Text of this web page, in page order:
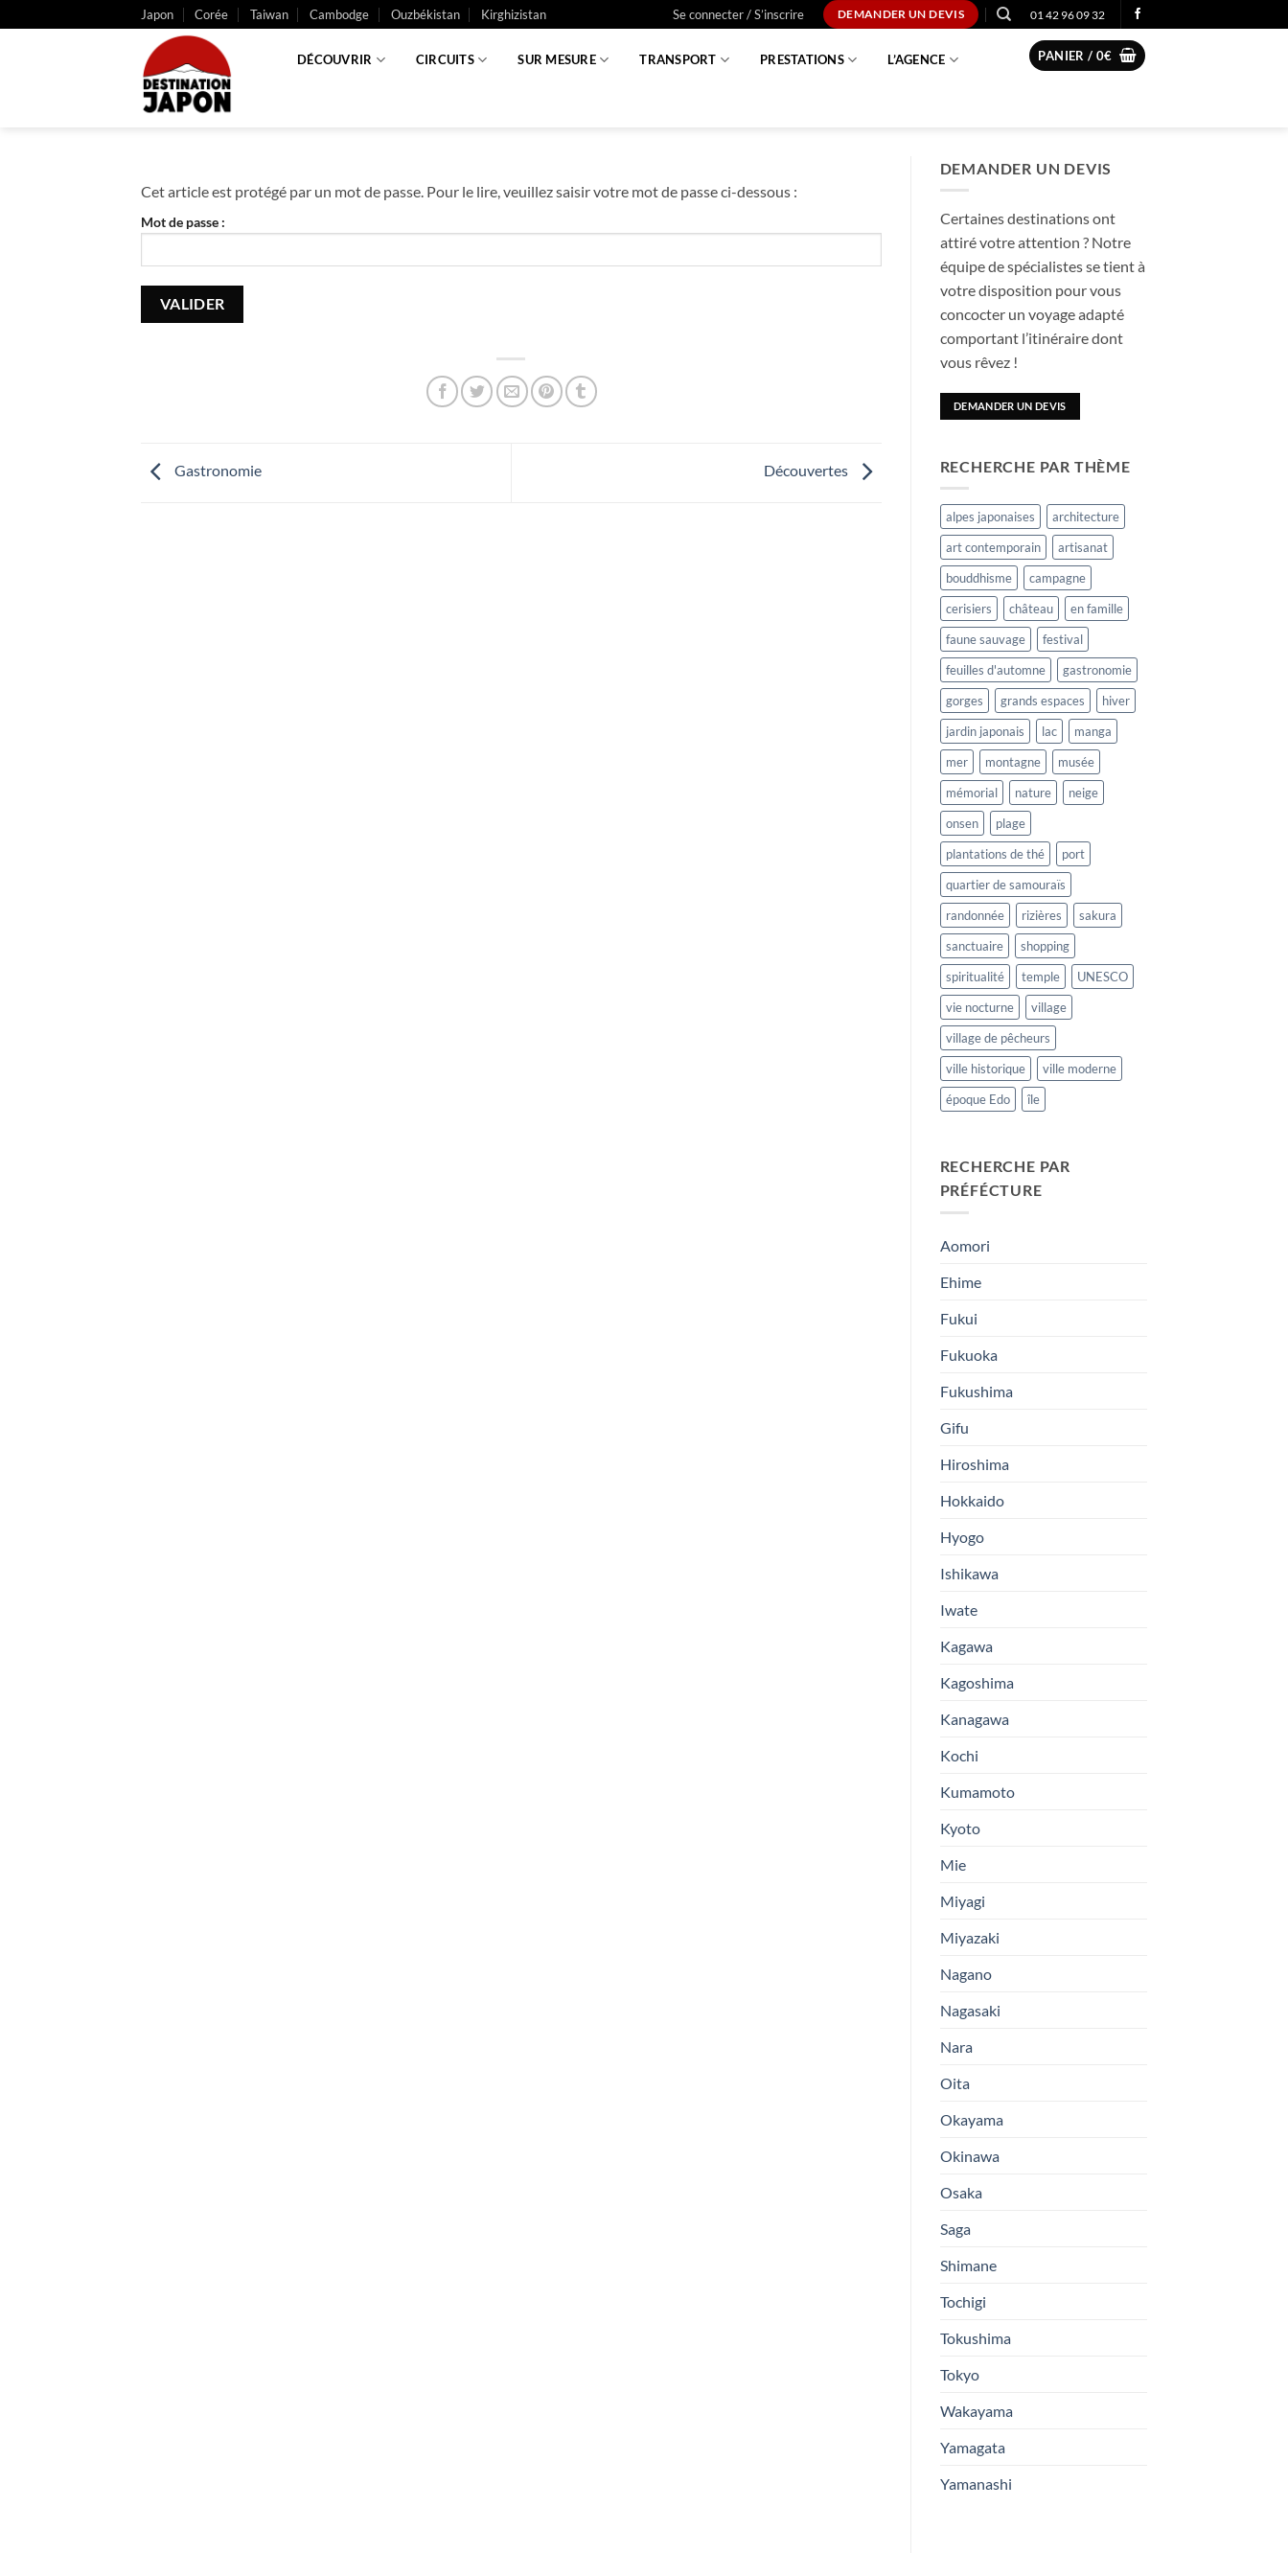
au
Japon Corée Taiwan Cambodge Ouzbékistan Kirghizistan Se connecter / S’inscrire DEMANDER UN DEVIS 01 42 96 09 32
DÉCOUVRIR CIRCUITS SUR MESURE TRANSPORT PRESTATIONS L’AGENCE PANIER / 0€
Cet article est protégé par un mot de passe. Pour le lire, veuillez saisir votre mot de passe ci-dessous :
Mot de passe :
Gastronomie Découvertes
DEMANDER UN DEVIS
Certaines destinations ont
attiré votre attention ? Notre
équipe de spécialistes se tient à
votre disposition pour vous
concocter un voyage adapté
comportant l’itinéraire dont
vous rêvez !
DEMANDER UN DEVIS
RECHERCHE PAR THÈME
alpes japonaises
architecture
art contemporain
artisanat
bouddhisme
campagne
cerisiers
château
en famille
faune sauvage
festival
feuilles d'automne
gastronomie
gorges
grands espaces
hiver
jardin japonais
lac
manga
mer
montagne
musée
mémorial
nature
neige
onsen
plage
plantations de thé
port
quartier de samouraïs
randonnée
rizières
sakura
sanctuaire
shopping
spiritualité
temple
UNESCO
vie nocturne
village
village de pêcheurs
ville historique
ville moderne
époque Edo
île
RECHERCHE PAR
PRÉFÉCTURE
Aomori
Ehime
Fukui
Fukuoka
Fukushima
Gifu
Hiroshima
Hokkaido
Hyogo
Ishikawa
Iwate
Kagawa
Kagoshima
Kanagawa
Kochi
Kumamoto
Kyoto
Mie
Miyagi
Miyazaki
Nagano
Nagasaki
Nara
Oita
Okayama
Okinawa
Osaka
Saga
Shimane
Tochigi
Tokushima
Tokyo
Wakayama
Yamagata
Yamanashi